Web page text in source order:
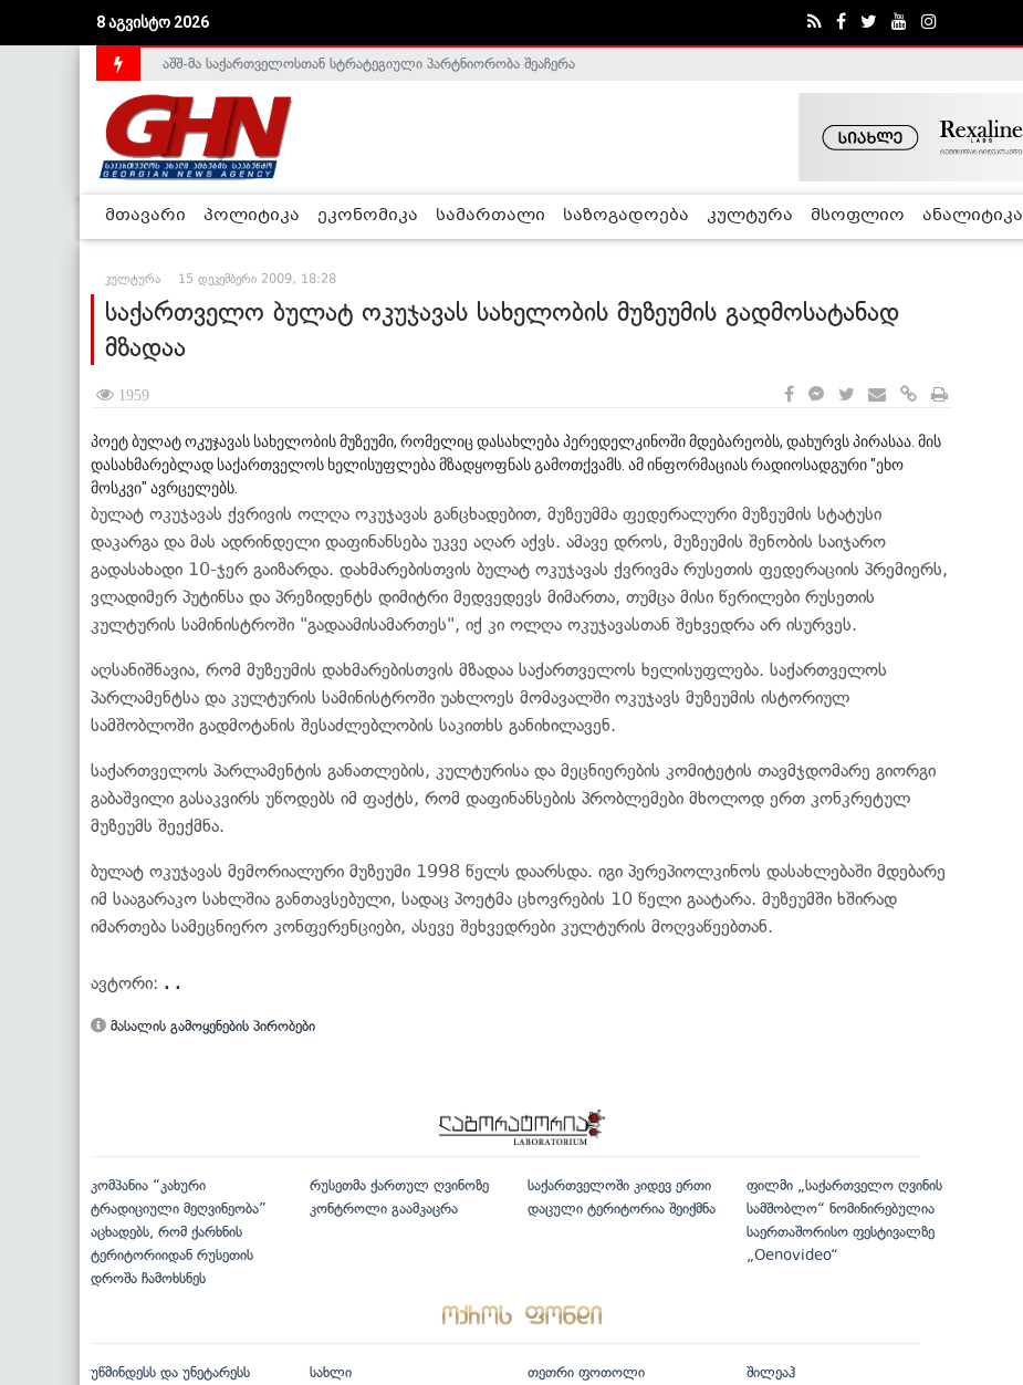
8 აგვისტო 2026
საქართველოს დე-ფაქტო მთავრობა არალეგიტიმურია - ჰელსინკის კომისია
აშშ-მა საქართველოსთან სტრატეგიული პარტნიორობა შეაჩერა
მთავარი პოლიტიკა ეკონომიკა სამართალი საზოგადოება კულტურა მსოფლიო ანალიტიკა
კულტურა 15 დეკემბერი 2009, 18:28
საქართველო ბულატ ოკუჯავას სახელობის მუზეუმის გადმოსატანად
მზადაა
1959
პოეტ ბულატ ოკუჯავას სახელობის მუზეუმი, რომელიც დასახლება პერედელკინოში მდებარეობს, დახურვს პირასაა. მის
დასახმარებლად საქართველოს ხელისუფლება მზადყოფნას გამოთქვამს. ამ ინფორმაციას რადიოსადგური "ეხო
მოსკვი" ავრცელებს.
ბულატ ოკუჯავას ქვრივის ოლღა ოკუჯავას განცხადებით, მუზეუმმა ფედერალური მუზეუმის სტატუსი
დაკარგა და მას ადრინდელი დაფინანსება უკვე აღარ აქვს. ამავე დროს, მუზეუმის შენობის საიჯარო
გადასახადი 10-ჯერ გაიზარდა. დახმარებისთვის ბულატ ოკუჯავას ქვრივმა რუსეთის ფედერაციის პრემიერს,
ვლადიმერ პუტინსა და პრეზიდენტს დიმიტრი მედვედევს მიმართა, თუმცა მისი წერილები რუსეთის
კულტურის სამინისტროში "გადაამისამართეს", იქ კი ოლღა ოკუჯავასთან შეხვედრა არ ისურვეს.
აღსანიშნავია, რომ მუზეუმის დახმარებისთვის მზადაა საქართველოს ხელისუფლება. საქართველოს
პარლამენტსა და კულტურის სამინისტროში უახლოეს მომავალში ოკუჯავს მუზეუმის ისტორიულ
სამშობლოში გადმოტანის შესაძლებლობის საკითხს განიხილავენ.
საქართველოს პარლამენტის განათლების, კულტურისა და მეცნიერების კომიტეტის თავმჯდომარე გიორგი
გაბაშვილი გასაკვირს უწოდებს იმ ფაქტს, რომ დაფინანსების პრობლემები მხოლოდ ერთ კონკრეტულ
მუზეუმს შეექმნა.
ბულატ ოკუჯავას მემორიალური მუზეუმი 1998 წელს დაარსდა. იგი პერეპიოლკინოს დასახლებაში მდებარე
იმ სააგარაკო სახლშია განთავსებული, სადაც პოეტმა ცხოვრების 10 წელი გაატარა. მუზეუმში ხშირად
იმართება სამეცნიერო კონფერენციები, ასევე შეხვედრები კულტურის მოღვაწეებთან.
ავტორი: . .
მასალის გამოყენების პირობები
კომპანია “კახური
ტრადიციული მეღვინეობა”
აცხადებს, რომ ქარხნის
ტერიტორიიდან რუსეთის
დროშა ჩამოხსნეს
რუსეთმა ქართულ ღვინოზე
კონტროლი გაამკაცრა
საქართველოში კიდევ ერთი
დაცული ტერიტორია შეიქმნა
ფილმი „საქართველო ღვინის
სამშობლო“ ნომინირებულია
საერთაშორისო ფესტივალზე
„Oenovideo“
უწმინდესს და უნეტარესს სახლი თეთრი ფოთოლი შილეაჰ